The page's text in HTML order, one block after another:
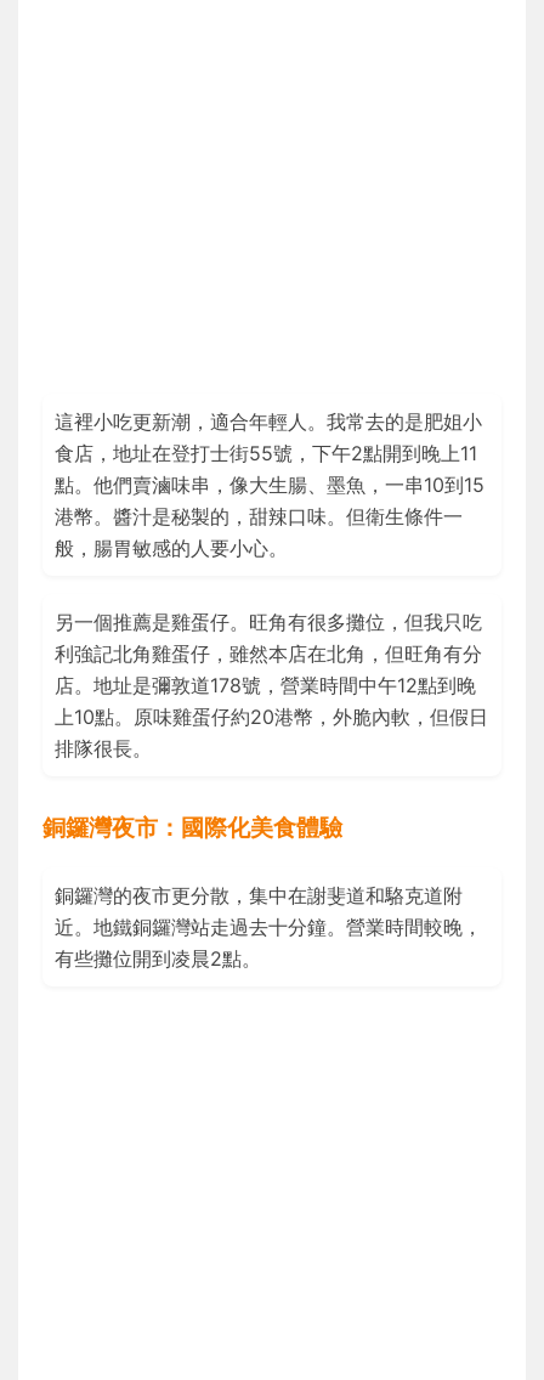
這裡小吃更新潮，適合年輕人。我常去的是肥姐小
食店，地址在登打士街55號，下午2點開到晚上11
點。他們賣滷味串，像大生腸、墨魚，一串10到15
港幣。醬汁是秘製的，甜辣口味。但衛生條件一
般，腸胃敏感的人要小心。
另一個推薦是雞蛋仔。旺角有很多攤位，但我只吃
利強記北角雞蛋仔，雖然本店在北角，但旺角有分
店。地址是彌敦道178號，營業時間中午12點到晚
上10點。原味雞蛋仔約20港幣，外脆內軟，但假日
排隊很長。
銅鑼灣夜市：國際化美食體驗
銅鑼灣的夜市更分散，集中在謝斐道和駱克道附
近。地鐵銅鑼灣站走過去十分鐘。營業時間較晚，
有些攤位開到凌晨2點。